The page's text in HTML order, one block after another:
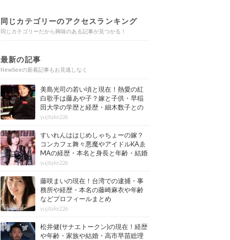
同じカテゴリーのアクセスランキング
同じカテゴリーだから興味のある記事が見つかる！
最新の記事
NewSeeの新着記事もお見逃しなく
美島光司の若い頃と現在！熱愛の紅
白歌手は藤あや子？嫁と子供・早稲
田大学の学歴と経歴・細木数子との
確執もまとめ
yujitake226
すいれんははじめしゃちょーの嫁？
コンカフェ舞々悪魔やアイドルKAゑ
MAの経歴・本名と身長と年齢・結婚
情報もまとめ
yujitake226
藤咲まいの現在！台湾での逮捕・事
務所や経歴・本名の藤崎麻衣や年齢
などプロフィールまとめ
yujitake226
松井健(サナエトークン)の現在！経歴
や年齢・家族や結婚・高市早苗総理